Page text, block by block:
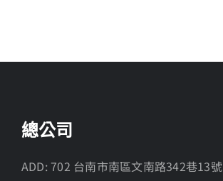
總公司
ADD: 702 台南市南區文南路342巷13號